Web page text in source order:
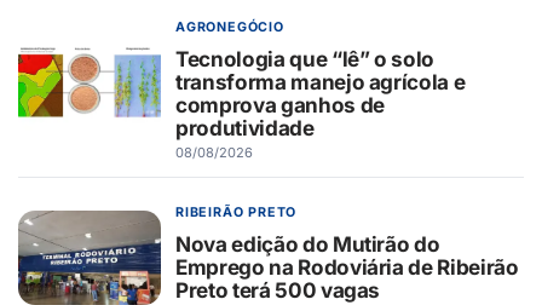
AGRONEGÓCIO
Tecnologia que “lê” o solo
transforma manejo agrícola e
comprova ganhos de
produtividade
08/08/2026
RIBEIRÃO PRETO
Nova edição do Mutirão do
Emprego na Rodoviária de Ribeirão
Preto terá 500 vagas